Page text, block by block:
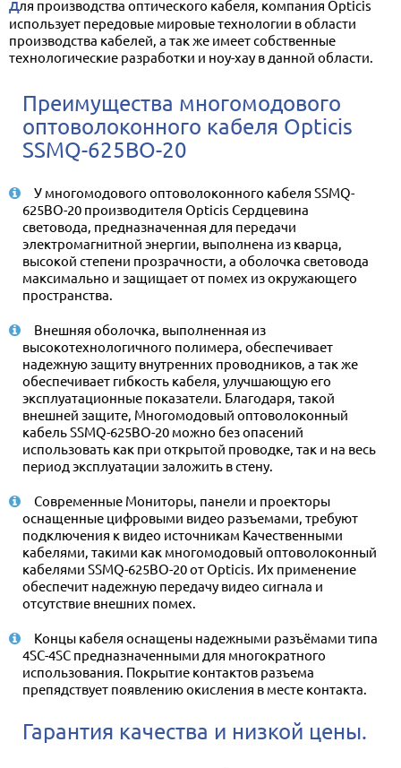
Для производства оптического кабеля, компания Opticis
использует передовые мировые технологии в области
производства кабелей, а так же имеет собственные
технологические разработки и ноу-хау в данной области.
Преимущества многомодового
оптоволоконного кабеля Opticis
SSMQ-625BO-20
У многомодового оптоволоконного кабеля SSMQ-
625BO-20 производителя Opticis Сердцевина
световода, предназначенная для передачи
электромагнитной энергии, выполнена из кварца,
высокой степени прозрачности, а оболочка световода
максимально и защищает от помех из окружающего
пространства.
Внешняя оболочка, выполненная из
высокотехнологичного полимера, обеспечивает
надежную защиту внутренних проводников, а так же
обеспечивает гибкость кабеля, улучшающую его
эксплуатационные показатели. Благодаря, такой
внешней защите, Многомодовый оптоволоконный
кабель SSMQ-625BO-20 можно без опасений
использовать как при открытой проводке, так и на весь
период эксплуатации заложить в стену.
Современные Мониторы, панели и проекторы
оснащенные цифровыми видео разъемами, требуют
подключения к видео источникам Качественными
кабелями, такими как многомодовый оптоволоконный
кабелями SSMQ-625BO-20 от Opticis. Их применение
обеспечит надежную передачу видео сигнала и
отсутствие внешних помех.
Концы кабеля оснащены надежными разъёмами типа
4SC-4SC предназначенными для многократного
использования. Покрытие контактов разъема
препядствует появлению окисления в месте контакта.
Гарантия качества и низкой цены.